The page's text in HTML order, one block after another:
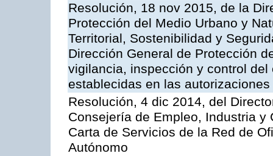
Resolución, 18 nov 2015, de la
Protección del Medio Urbano y
Territorial, Sostenibilidad y
Dirección General de Protección
vigilancia, inspección y control
establecidas en las
Resolución, 4 dic 2014, del
Consejería de Empleo, Industria
Carta de Servicios de la Red de
Autónomo